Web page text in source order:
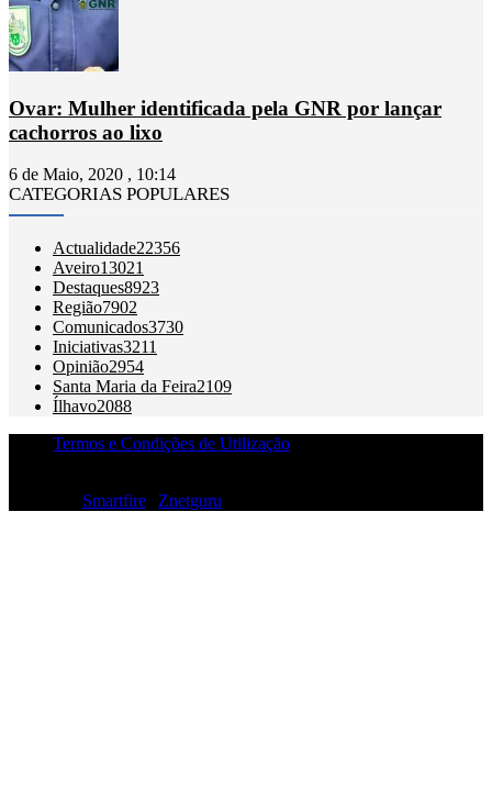
Ovar: Mulher identificada pela GNR por lançar
cachorros ao lixo
6 de Maio, 2020 , 10:14
CATEGORIAS POPULARES
Actualidade22356
Aveiro13021
Destaques8923
Região7902
Comunicados3730
Iniciativas3211
Opinião2954
Santa Maria da Feira2109
Ílhavo2088
Termos e Condições de Utilização
Smartfire Znetguru